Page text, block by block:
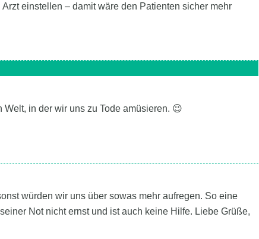
einstellen – damit wäre den Patienten sicher mehr
in der wir uns zu Tode amüsieren. 😉
würden wir uns über sowas mehr aufregen. So eine
Not nicht ernst und ist auch keine Hilfe. Liebe Grüße,